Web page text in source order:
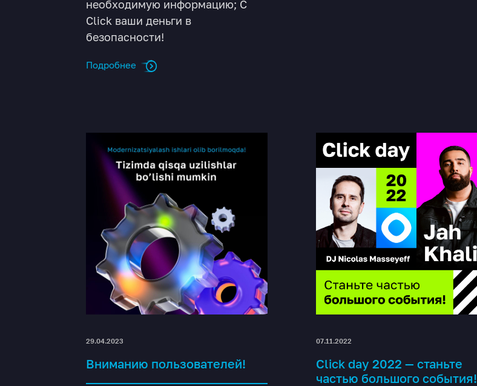
необходимую информацию; С
Click ваши деньги в
безопасности!
Подробнее
29.04.2023
Вниманию пользователей!
07.11.2022
Click day 2022 — станьте
частью большого события!